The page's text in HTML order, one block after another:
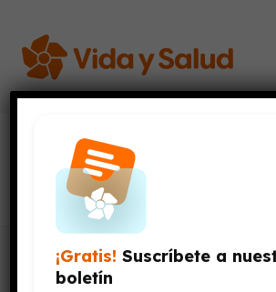
drogadicción
11 artículos
¡Gratis! Suscríbete a
boletín